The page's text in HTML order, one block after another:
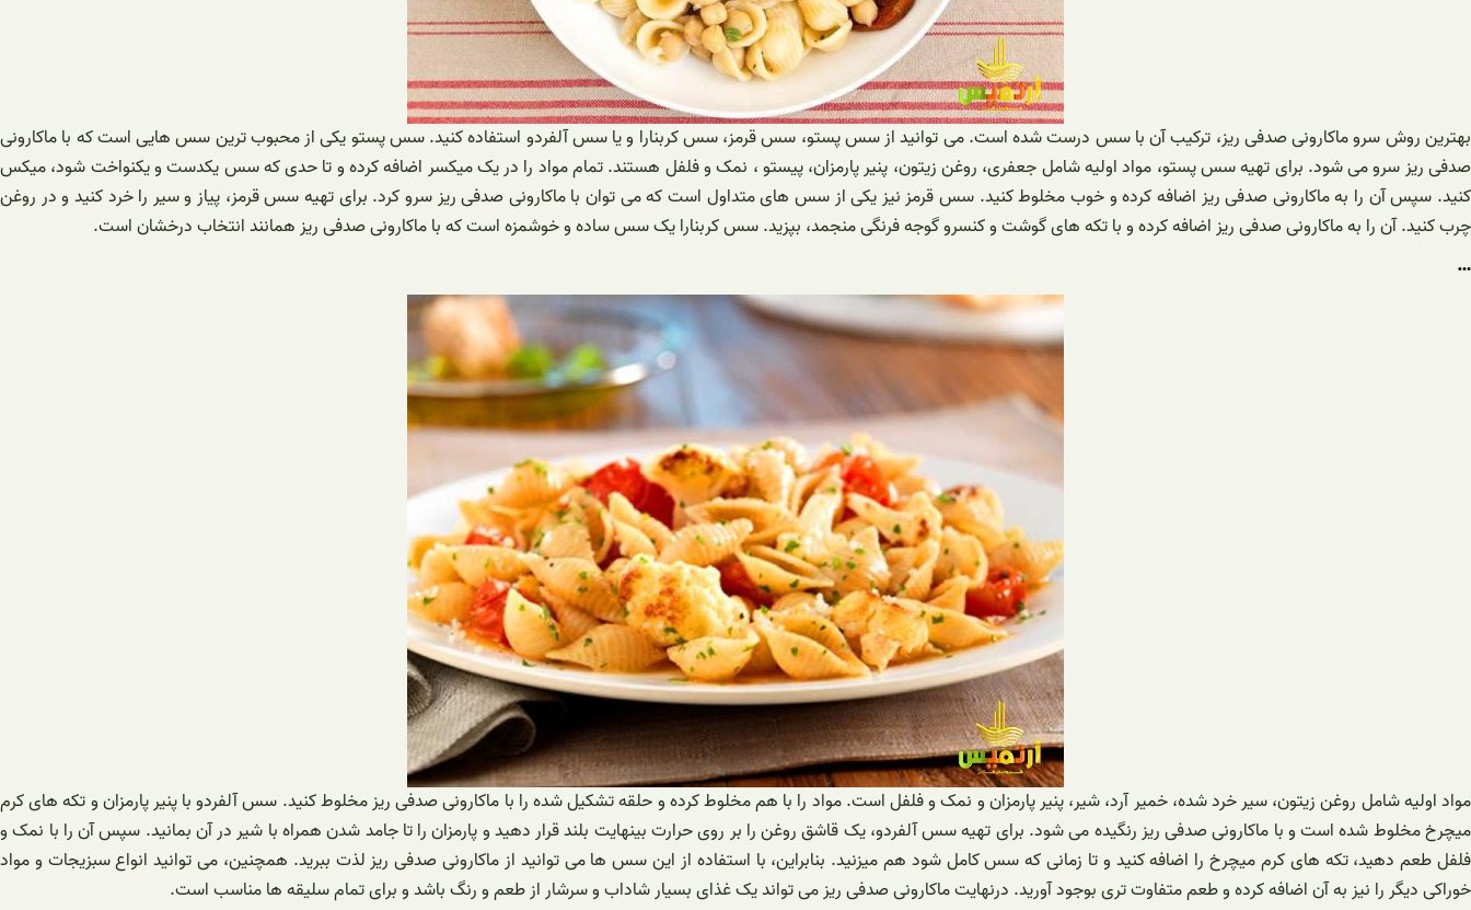
بهترین روش سرو ماکارونی صدفی ریز، ترکیب آن با سس درست شده است. می توانید از سس پستو، سس قرمز، سس کربنارا و یا سس آلفردو استفاده کنید. سس پستو یکی از محبوب ترین سس هایی است که با ماکارونی
صدفی ریز سرو می شود. برای تهیه سس پستو، مواد اولیه شامل جعفری، روغن زیتون، پنیر پارمزان، پیستو ، نمک و فلفل هستند. تمام مواد را در یک میکسر اضافه کرده و تا حدی که سس یکدست و یکنواخت شود، میکس
کنید. سپس آن را به ماکارونی صدفی ریز اضافه کرده و خوب مخلوط کنید. سس قرمز نیز یکی از سس های متداول است که می توان با ماکارونی صدفی ریز سرو کرد. برای تهیه سس قرمز، پیاز و سیر را خرد کنید و در روغن
چرب کنید. آن را به ماکارونی صدفی ریز اضافه کرده و با تکه های گوشت و کنسرو گوجه فرنگی منجمد، بپزید. سس کربنارا یک سس ساده و خوشمزه است که با ماکارونی صدفی ریز همانند انتخاب درخشان است.
…
مواد اولیه شامل روغن زیتون، سیر خرد شده، خمیر آرد، شیر، پنیر پارمزان و نمک و فلفل است. مواد را با هم مخلوط کرده و حلقه تشکیل شده را با ماکارونی صدفی ریز مخلوط کنید. سس آلفردو با پنیر پارمزان و تکه های کرم
میچرخ مخلوط شده است و با ماکارونی صدفی ریز رنگیده می شود. برای تهیه سس آلفردو، یک قاشق روغن را بر روی حرارت بینهایت بلند قرار دهید و پارمزان را تا جامد شدن همراه با شیر در آن بمانید. سپس آن را با نمک و
فلفل طعم دهید، تکه های کرم میچرخ را اضافه کنید و تا زمانی که سس کامل شود هم میزنید. بنابراین، با استفاده از این سس ها می توانید از ماکارونی صدفی ریز لذت ببرید. همچنین، می توانید انواع سبزیجات و مواد
خوراکی دیگر را نیز به آن اضافه کرده و طعم متفاوت تری بوجود آورید. درنهایت ماکارونی صدفی ریز می تواند یک غذای بسیار شاداب و سرشار از طعم و رنگ باشد و برای تمام سلیقه ها مناسب است.